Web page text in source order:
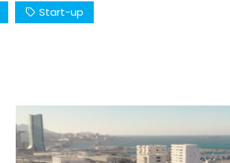
Start-up